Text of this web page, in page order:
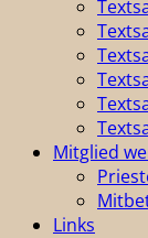
Mitglied
Links